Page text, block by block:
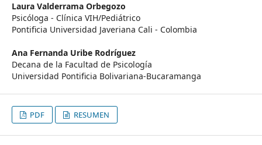
Laura Valderrama Orbegozo
Psicóloga - Clínica VIH/Pediátrico
Pontificia Universidad Javeriana Cali - Colombia
Ana Fernanda Uribe Rodríguez
Decana de la Facultad de Psicología
Universidad Pontificia Bolivariana-Bucaramanga
PDF RESUMEN